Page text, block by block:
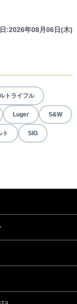
:2026年08月06日(木)
トライフル
Luger S&W
ト SIG